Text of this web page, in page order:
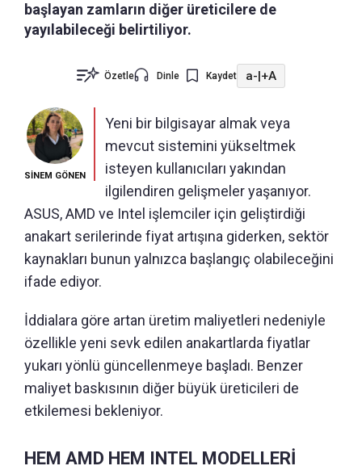
başlayan zamların diğer üreticilere de
yayılabileceği belirtiliyor.
Özetle Dinle Kaydet a-|+A
SİNEM GÖNEN
Yeni bir bilgisayar almak veya
mevcut sistemini yükseltmek
isteyen kullanıcıları yakından
ilgilendiren gelişmeler yaşanıyor.
ASUS, AMD ve Intel işlemciler için geliştirdiği
anakart serilerinde fiyat artışına giderken, sektör
kaynakları bunun yalnızca başlangıç olabileceğini
ifade ediyor.
İddialara göre artan üretim maliyetleri nedeniyle
özellikle yeni sevk edilen anakartlarda fiyatlar
yukarı yönlü güncellenmeye başladı. Benzer
maliyet baskısının diğer büyük üreticileri de
etkilemesi bekleniyor.
HEM AMD HEM INTEL MODELLERİ